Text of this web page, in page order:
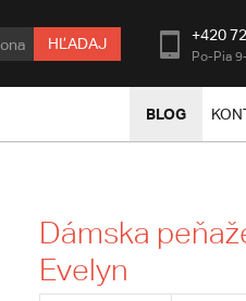
HĽADAJ +420
Po-Pia
BLOG
Dámska
Evelyn